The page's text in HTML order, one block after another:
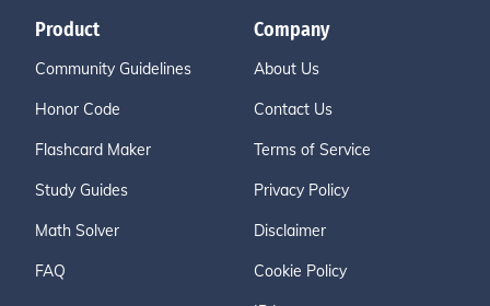
Product
Community Guidelines
Honor Code
Flashcard Maker
Study Guides
Math Solver
FAQ
Company
About Us
Contact Us
Terms of Service
Privacy Policy
Disclaimer
Cookie Policy